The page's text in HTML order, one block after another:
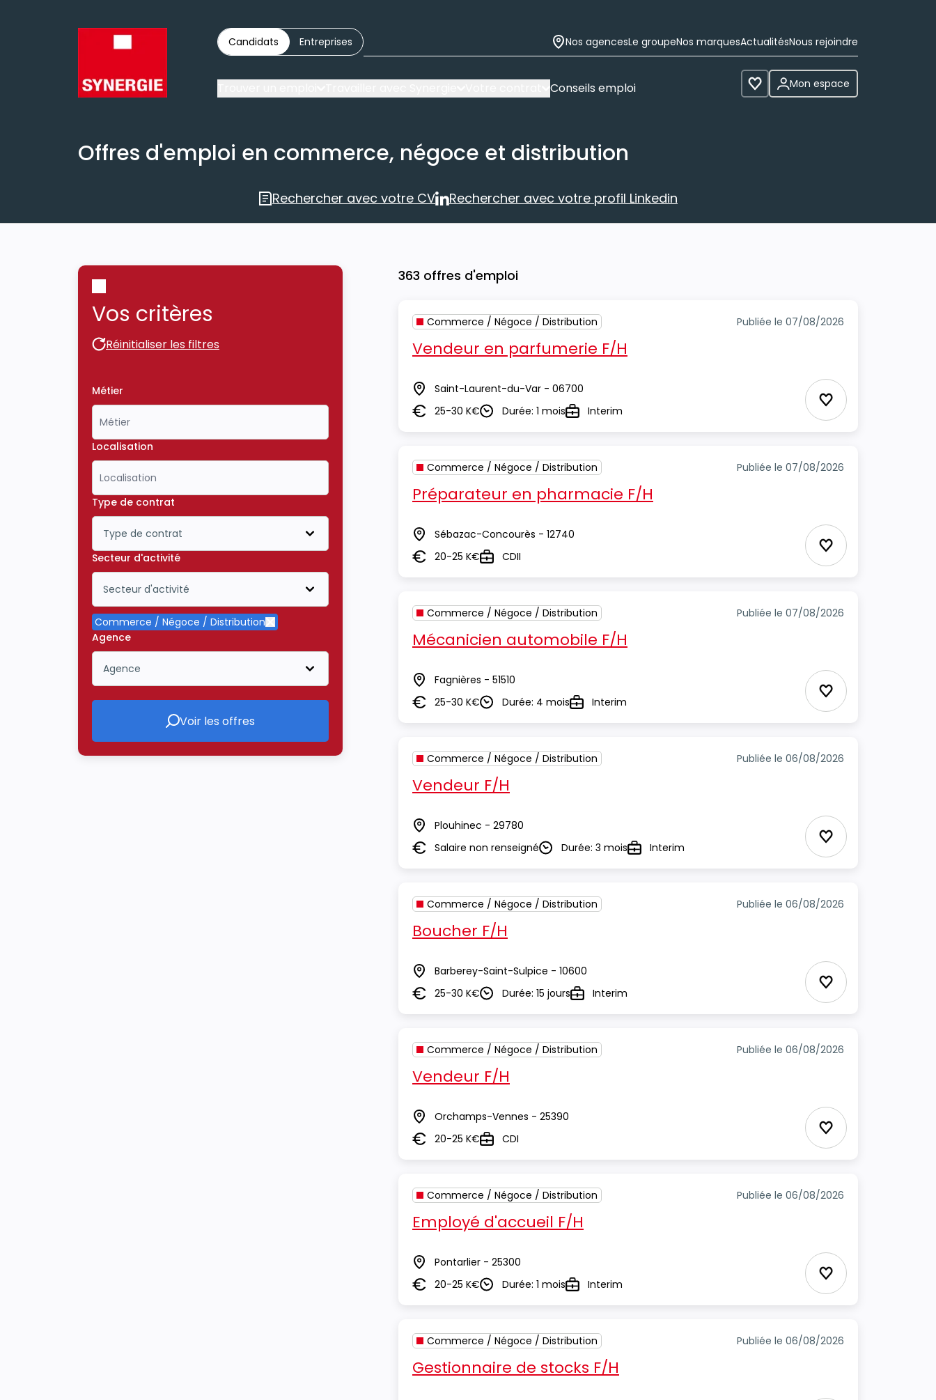
Candidats Entreprises Nos agencesLe groupeNos marquesActualitésNous rejoindre
Conseils emploi Voir les favoris
Mon espace
Offres d'emploi en commerce, négoce et distribution
Rechercher avec votre CV
Rechercher avec votre CV
Rechercher avec votre profil Linkedin
Rechercher avec votre profil Linkedin
Vos critères
Réinitialiser les filtres
Réinitialiser les filtres
Métier
Localisation
Type de contrat
Type de contrat
Icône ouvrir la liste déroulante
Secteur d'activité
Secteur d'activité
Icône ouvrir la liste déroulante
Commerce / Négoce / Distribution
Supprimer le critère Commerce / Négoce / Distribution
Agence
Agence
Icône ouvrir la liste déroulante
Voir les offres
Voir les offres
363 offres d'emploi
Commerce / Négoce / Distribution Publiée le 07/08/2026
Vendeur en parfumerie F/H
Lieu Saint-Laurent-du-Var - 06700
Salaire25-30 K€DuréeDurée: 1 moisTypeInterim Ajouter aux
Commerce / Négoce / Distribution Publiée le 07/08/2026
Préparateur en pharmacie F/H
Lieu Sébazac-Concourès - 12740
Salaire20-25 K€TypeCDII Ajouter aux
Commerce / Négoce / Distribution Publiée le 07/08/2026
Mécanicien automobile F/H
Lieu Fagnières - 51510
Salaire25-30 K€DuréeDurée: 4 moisTypeInterim Ajouter aux
Commerce / Négoce / Distribution Publiée le 06/08/2026
Vendeur F/H
Lieu Plouhinec - 29780
SalaireSalaire non renseignéDuréeDurée: 3 moisTypeInterim Ajouter aux
Commerce / Négoce / Distribution Publiée le 06/08/2026
Boucher F/H
Lieu Barberey-Saint-Sulpice - 10600
Salaire25-30 K€DuréeDurée: 15 joursTypeInterim Ajouter aux
Commerce / Négoce / Distribution Publiée le 06/08/2026
Vendeur F/H
Lieu Orchamps-Vennes - 25390
Salaire20-25 K€TypeCDI Ajouter aux
Commerce / Négoce / Distribution Publiée le 06/08/2026
Employé d'accueil F/H
Lieu Pontarlier - 25300
Salaire20-25 K€DuréeDurée: 1 moisTypeInterim Ajouter aux
Commerce / Négoce / Distribution Publiée le 06/08/2026
Gestionnaire de stocks F/H